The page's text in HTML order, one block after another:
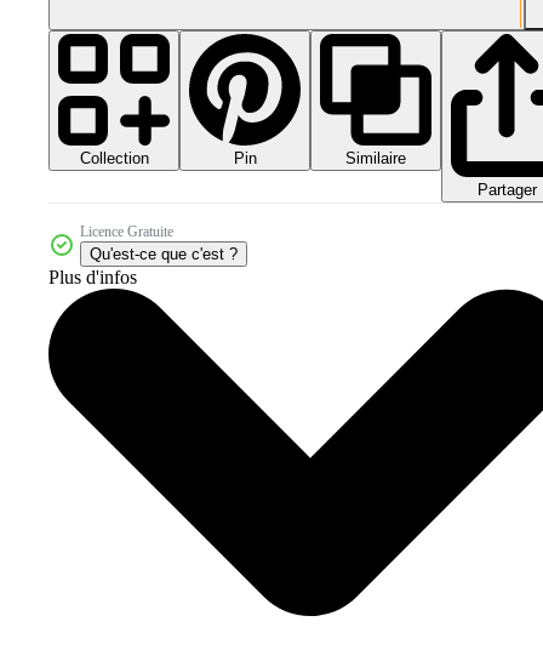
Collection Pin
Similaire
Partager
Licence Gratuite
Qu'est-ce que c'est ?
Plus d'infos